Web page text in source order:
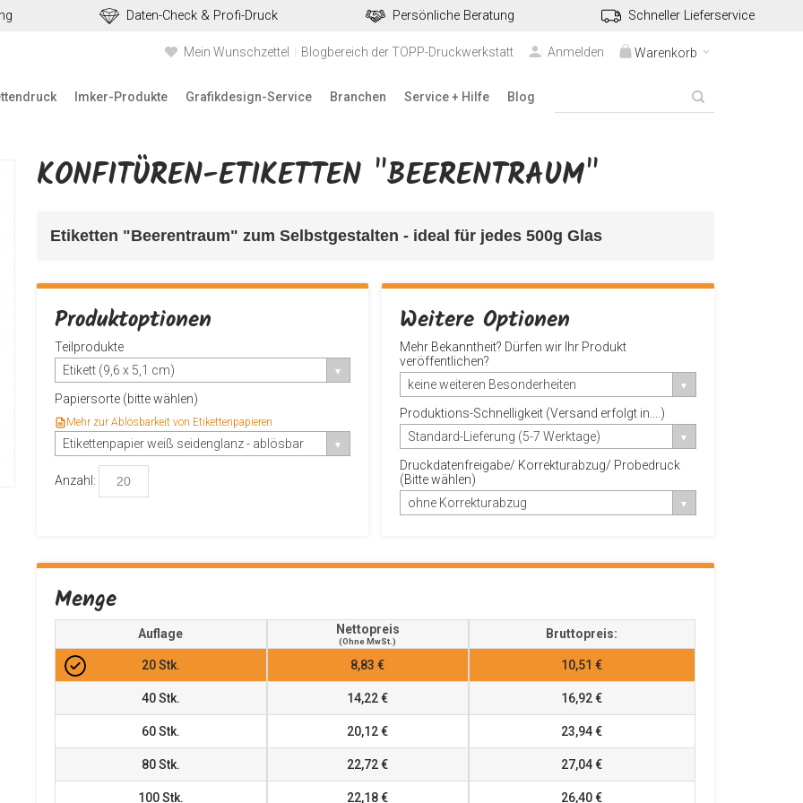
Daten-Check & Profi-Druck Persönliche Beratung Schneller Lieferservice
Warenkorb
Mein Wunschzettel Blogbereich der TOPP-Druckwerkstatt Anmelden
Imker-Produkte Grafikdesign-Service Branchen Service + Hilfe Blog
KONFITÜREN-ETIKETTEN "BEERENTRAUM"
Etiketten "Beerentraum" zum Selbstgestalten - ideal für jedes 500g Glas
Produktoptionen
Teilprodukte
Etikett (9,6 x 5,1 cm)
Papiersorte (bitte wählen)
Mehr zur Ablösbarkeit von Etikettenpapieren
Etikettenpapier weiß seidenglanz - ablösbar
Anzahl:
Weitere Optionen
Mehr Bekanntheit? Dürfen wir Ihr Produkt
veröffentlichen?
keine weiteren Besonderheiten
Produktions-Schnelligkeit (Versand erfolgt in....)
Standard-Lieferung (5-7 Werktage)
Druckdatenfreigabe/ Korrekturabzug/ Probedruck
(Bitte wählen)
ohne Korrekturabzug
Menge
Auflage Nettopreis
(ohne MwSt.)
Bruttopreis:
20Stk. 8,83 € 10,51 €
40Stk. 14,22 € 16,92 €
60Stk. 20,12 € 23,94 €
80Stk. 22,72 € 27,04 €
100Stk. 22,18 € 26,40 €